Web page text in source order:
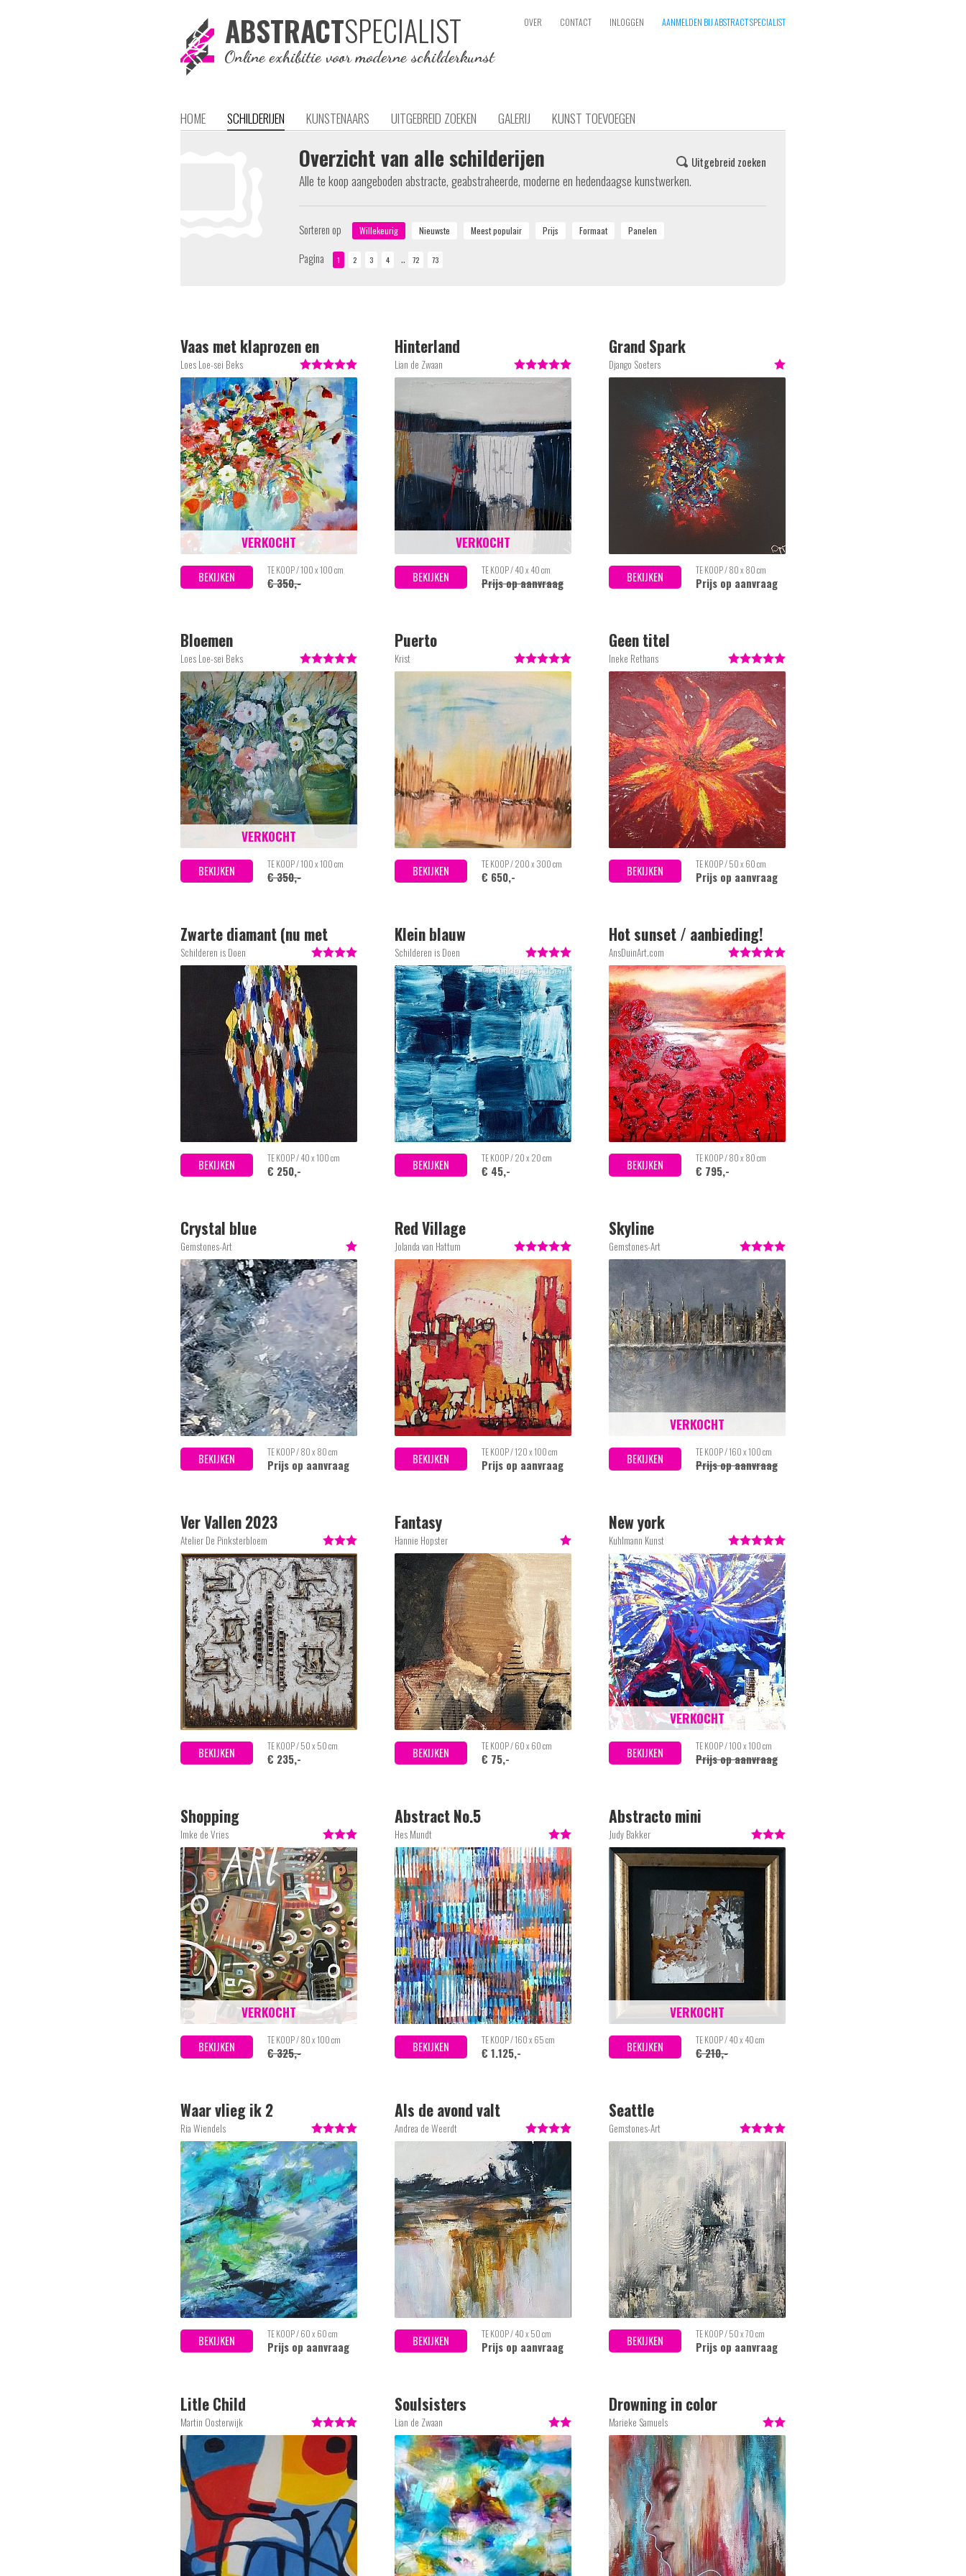
ABSTRACTSPECIALIST
Online exhibitie voor moderne schilderkunst
OVER CONTACT INLOGGEN AANMELDEN BIJ ABSTRACT SPECIALIST
HOME SCHILDERIJEN KUNSTENAARS UITGEBREID ZOEKEN GALERIJ KUNST TOEVOEGEN
Uitgebreid zoeken
Overzicht van alle schilderijen
Alle te koop aangeboden abstracte, geabstraheerde, moderne en hedendaagse kunstwerken.
Sorteren op
Pagina
..
Loes Loe-sei Beks
BEKIJKEN TE KOOP / 100 x 100 cm
€ 350,-
VERKOCHT
Vaas met klaprozen en
tulpen
Lian de Zwaan
BEKIJKEN TE KOOP / 40 x 40 cm
Prijs op aanvraag
VERKOCHT
Hinterland
Django Soeters
BEKIJKEN TE KOOP / 80 x 80 cm
Prijs op aanvraag
Grand Spark
Loes Loe-sei Beks
BEKIJKEN TE KOOP / 100 x 100 cm
€ 350,-
VERKOCHT
Bloemen
Krist
BEKIJKEN TE KOOP / 200 x 300 cm
€ 650,-
Puerto
Ineke Rethans
BEKIJKEN TE KOOP / 50 x 60 cm
Prijs op aanvraag
Geen titel
Schilderen is Doen
BEKIJKEN TE KOOP / 40 x 100 cm
€ 250,-
Zwarte diamant (nu met
korting)
Schilderen is Doen
BEKIJKEN TE KOOP / 20 x 20 cm
€ 45,-
Klein blauw
AnsDuinArt.com
BEKIJKEN TE KOOP / 80 x 80 cm
€ 795,-
Hot sunset / aanbieding!
Gemstones-Art
BEKIJKEN TE KOOP / 80 x 80 cm
Prijs op aanvraag
Crystal blue
Jolanda van Hattum
BEKIJKEN TE KOOP / 120 x 100 cm
Prijs op aanvraag
Red Village
Gemstones-Art
BEKIJKEN TE KOOP / 160 x 100 cm
Prijs op aanvraag
VERKOCHT
Skyline
Atelier De Pinksterbloem
BEKIJKEN TE KOOP / 50 x 50 cm
€ 235,-
Ver Vallen 2023
Hannie Hopster
BEKIJKEN TE KOOP / 60 x 60 cm
€ 75,-
Fantasy
Kuhlmann Kunst
BEKIJKEN TE KOOP / 100 x 100 cm
Prijs op aanvraag
VERKOCHT
New york
Imke de Vries
BEKIJKEN TE KOOP / 80 x 100 cm
€ 325,-
VERKOCHT
Shopping
Hes Mundt
BEKIJKEN TE KOOP / 160 x 65 cm
€ 1.125,-
Abstract No.5
Judy Bakker
BEKIJKEN TE KOOP / 40 x 40 cm
€ 210,-
VERKOCHT
Abstracto mini
Ria Wiendels
BEKIJKEN TE KOOP / 60 x 60 cm
Prijs op aanvraag
Waar vlieg ik 2
Andrea de Weerdt
BEKIJKEN TE KOOP / 40 x 50 cm
Prijs op aanvraag
Als de avond valt
Gemstones-Art
BEKIJKEN TE KOOP / 50 x 70 cm
Prijs op aanvraag
Seattle
Martin Oosterwijk
Litle Child
Lian de Zwaan
Soulsisters
Marieke Samuels
Drowning in color